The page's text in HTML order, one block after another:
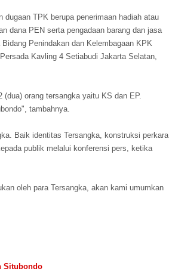
TPK berupa penerimaan hadiah atau
dana PEN serta pengadaan barang dan jasa
Penindakan dan Kelembagaan KPK
Kavling 4 Setiabudi Jakarta Selatan,
orang tersangka yaitu KS dan EP.
tambahnya.
Baik identitas Tersangka, konstruksi perkara
publik melalui konferensi pers, ketika
oleh para Tersangka, akan kami umumkan
Situbondo